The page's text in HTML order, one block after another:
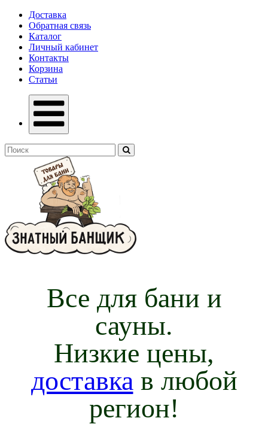
Доставка
Обратная связь
Каталог
Личный кабинет
Контакты
Корзина
Статьи
Все для бани и
сауны.
Низкие цены,
доставка в любой
регион!